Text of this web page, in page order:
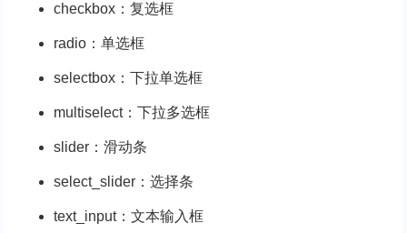
checkbox：复选框
radio：单选框
selectbox：下拉单选框
multiselect：下拉多选框
slider：滑动条
select_slider：选择条
text_input：文本输入框